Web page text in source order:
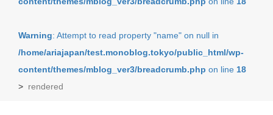
Warning: Attempt to read property "name" on null in
/home/ariajapan/test.monoblog.tokyo/public_html/wp-
content/themes/mblog_ver3/breadcrumb.php on line 18
> rendered